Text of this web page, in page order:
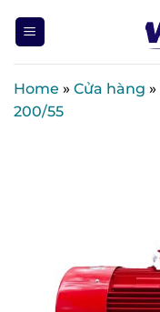
Home » Cửa hàng »
200/55